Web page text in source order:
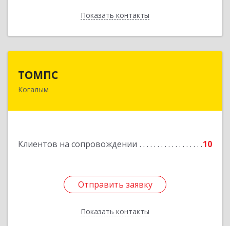
Показать контакты
Назад
ТОМПС
Когалым
Клиентов на сопровождении 10
Отправить заявку
Показать контакты
628484, Ханты-Мансийский Автономный округ
Подробнее
Отправить заявку
Назад